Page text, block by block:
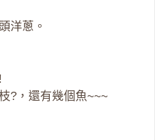
洋蔥。
?，還有幾個魚~~~